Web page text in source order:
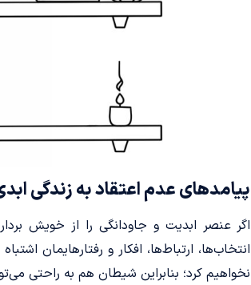
پیامدهای عدم اعتقاد به زندگی
اگر عنصر ابدیت و جاودانگی را از خویش
انتخاب‌ها، ارتباط‌ها، افکار و رفتارهایمان
نخواهیم کرد؛ بنابراین شیطان هم به راحتی